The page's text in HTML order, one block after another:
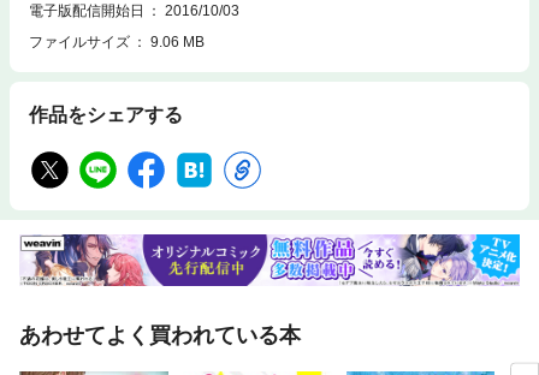
電子版配信開始日
2016/10/03
ファイルサイズ
9.06 MB
作品をシェアする
あわせてよく買われている本